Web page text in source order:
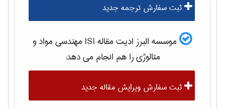
ثبت سفارش ترجمه جدید
موسسه البرز ادیت مقاله ISI
مهندسی مواد و
متالوژیرا هم انجام می دهد:
ثبت سفارش ویرایش مقاله جدید